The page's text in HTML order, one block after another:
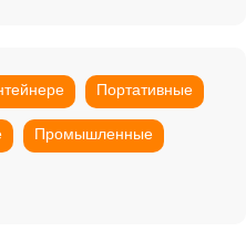
Портативные
Промышленные